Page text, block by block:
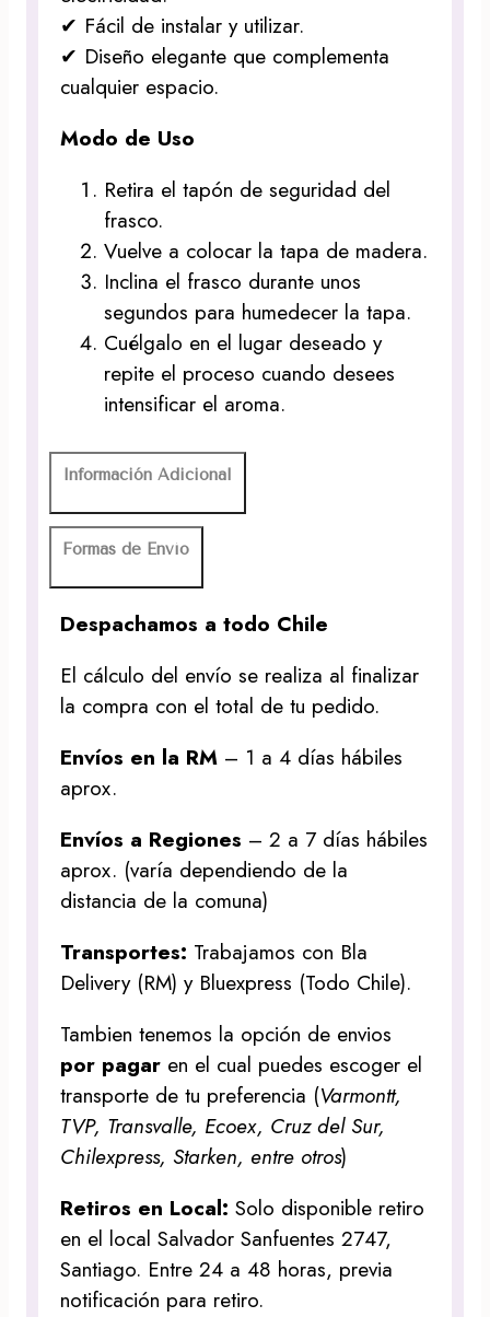
✔ Fácil de instalar y utilizar.
✔ Diseño elegante que complementa
cualquier espacio.
Modo de Uso
Retira el tapón de seguridad del
frasco.
Vuelve a colocar la tapa de madera.
Inclina el frasco durante unos
segundos para humedecer la tapa.
Cuélgalo en el lugar deseado y
repite el proceso cuando desees
intensificar el aroma.
Información Adicional
Formas de Envío
Despachamos a todo Chile
El cálculo del envío se realiza al finalizar
la compra con el total de tu pedido.
Envíos en la RM – 1 a 4 días hábiles
aprox.
Envíos a Regiones – 2 a 7 días hábiles
aprox. (varía dependiendo de la
distancia de la comuna)
Transportes: Trabajamos con Bla
Delivery (RM) y Bluexpress (Todo Chile).
Tambien tenemos la opción de envios
por pagar en el cual puedes escoger el
transporte de tu preferencia (Varmontt,
TVP, Transvalle, Ecoex, Cruz del Sur,
Chilexpress, Starken, entre otros)
Retiros en Local:Solo disponible retiro
en el local Salvador Sanfuentes 2747,
Santiago. Entre 24 a 48 horas, previa
notificación para retiro.